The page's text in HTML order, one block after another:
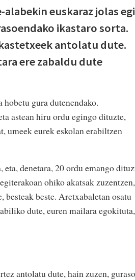
euskaraz jolas
ikastaro sorta.
antolatu dute.
ere zabaldu dute
gura dutenendako.
astean hiru ordu egingo dituzte,
umeek eurek eskolan erabiltzen
eta, denetara, 20 ordu emango
ohiko akatsak zuzentzen,
beste. Aretxabaletan osatu
dute, euren mailara egokituta,
antolatu dute, hain zuzen, guraso